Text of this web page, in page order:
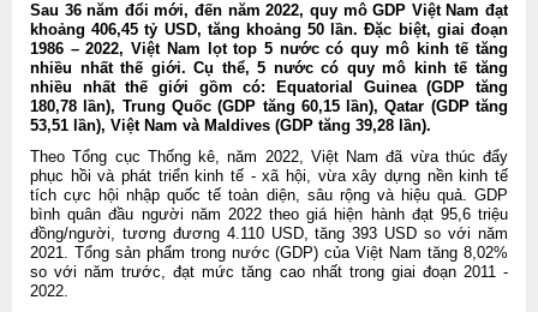
Sau 36 năm đổi mới, đến năm 2022, quy mô GDP Việt Nam đạt
khoảng 406,45 tỷ USD, tăng khoảng 50 lần. Đặc biệt, giai đoạn
1986 – 2022, Việt Nam lọt top 5 nước có quy mô kinh tế tăng
nhiều nhất thế giới. Cụ thể, 5 nước có quy mô kinh tế tăng
nhiều nhất thế giới gồm có: Equatorial Guinea (GDP tăng
180,78 lần), Trung Quốc (GDP tăng 60,15 lần), Qatar (GDP tăng
53,51 lần), Việt Nam và Maldives (GDP tăng 39,28 lần).
Theo Tổng cục Thống kê, năm 2022, Việt Nam đã vừa thúc đẩy
phục hồi và phát triển kinh tế - xã hội, vừa xây dựng nền kinh tế
tích cực hội nhập quốc tế toàn diện, sâu rộng và hiệu quả. GDP
bình quân đầu người năm 2022 theo giá hiện hành đạt 95,6 triệu
đồng/người, tương đương 4.110 USD, tăng 393 USD so với năm
2021. Tổng sản phẩm trong nước (GDP) của Việt Nam tăng 8,02%
so với năm trước, đạt mức tăng cao nhất trong giai đoạn 2011 -
2022.